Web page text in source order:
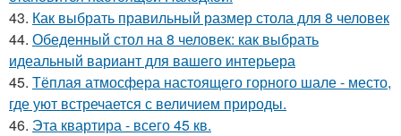
43. Как выбрать правильный размер стола для 8 человек
44. Обеденный стол на 8 человек: как выбрать
идеальный вариант для вашего интерьера
45. Тёплая атмосфера настоящего горного шале - место,
где уют встречается с величием природы.
46. Эта квартира - всего 45 кв.